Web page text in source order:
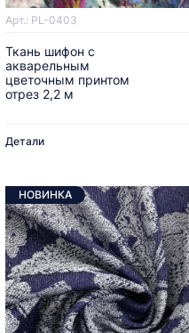
ДОБАВИТЬ В КОРЗИНУ
Арт.: PL-0403
Ткань шифон с
акварельным
цветочным принтом
отрез 2,2 м
Детали
НОВИНКА